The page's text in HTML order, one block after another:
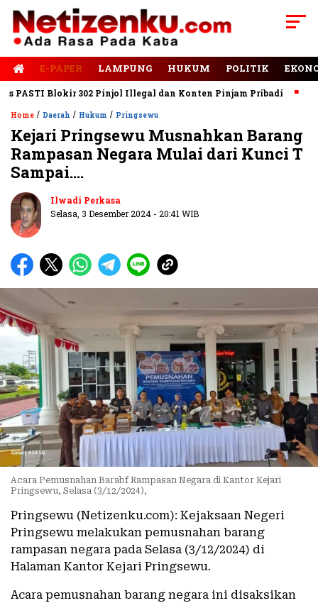
E-PAPER LAMPUNG HUKUM POLITIK
Blokir 302 Pinjol Illegal dan Konten Pinjam Pribadi Jalan
Home / Daerah / Hukum / Pringsewu
Kejari Pringsewu Musnahkan Barang
Rampasan Negara Mulai dari Kunci T
Sampai….
Ilwadi Perkasa
Selasa, 3 Desember 2024 - 20:41 WIB
Acara Pemusnahan Barabf Rampasan Negara di Kantor Kejari
Pringsewu, Selasa (3/12/2024),
Pringsewu (Netizenku.com): Kejaksaan Negeri
Pringsewu melakukan pemusnahan barang
rampasan negara pada Selasa (3/12/2024) di
Halaman Kantor Kejari Pringsewu.
Acara pemusnahan barang negara ini disaksikan